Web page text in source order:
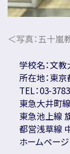
＜写真：五十嵐
学校名：文
所在地：東
TEL：03-
東急大井町
東急池上線
都営浅草線
ホームページ